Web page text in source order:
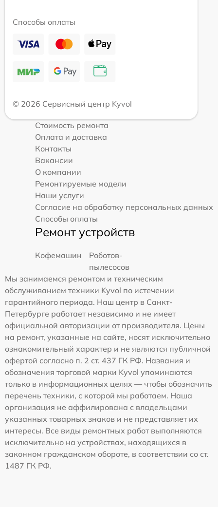
Способы оплаты
© 2026 Сервисный центр Kyvol
Стоимость ремонта
Оплата и доставка
Контакты
Вакансии
О компании
Ремонтируемые модели
Наши услуги
Согласие на обработку персональных данных
Способы оплаты
Ремонт устройств
Кофемашин
Роботов-
пылесосов
Мы занимаемся ремонтом и техническим
обслуживанием техники Kyvol по истечении
гарантийного периода. Наш центр в Санкт-
Петербурге работает независимо и не имеет
официальной авторизации от производителя. Цены
на ремонт, указанные на сайте, носят исключительно
ознакомительный характер и не являются публичной
офертой согласно п. 2 ст. 437 ГК РФ. Названия и
обозначения торговой марки Kyvol упоминаются
только в информационных целях — чтобы обозначить
перечень техники, с которой мы работаем. Наша
организация не аффилирована с владельцами
указанных товарных знаков и не представляет их
интересы. Все виды ремонтных работ выполняются
исключительно на устройствах, находящихся в
законном гражданском обороте, в соответствии со ст.
1487 ГК РФ.